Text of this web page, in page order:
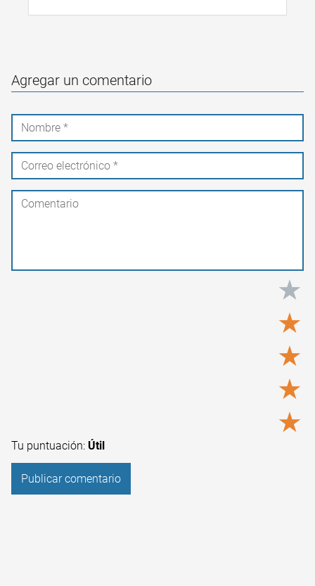
Agregar un comentario
★
★
★
★
★
Tu puntuación: Útil